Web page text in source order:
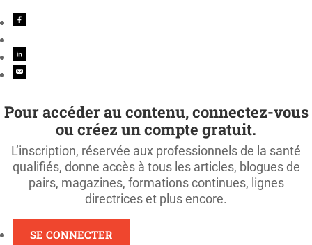
Pour accéder au contenu, connectez-vous
ou créez un compte gratuit.
L’inscription, réservée aux professionnels de la santé
qualifiés, donne accès à tous les articles, blogues de
pairs, magazines, formations continues, lignes
directrices et plus encore.
SE CONNECTER